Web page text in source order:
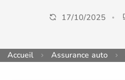
17/10/2025
Accueil Assurance auto